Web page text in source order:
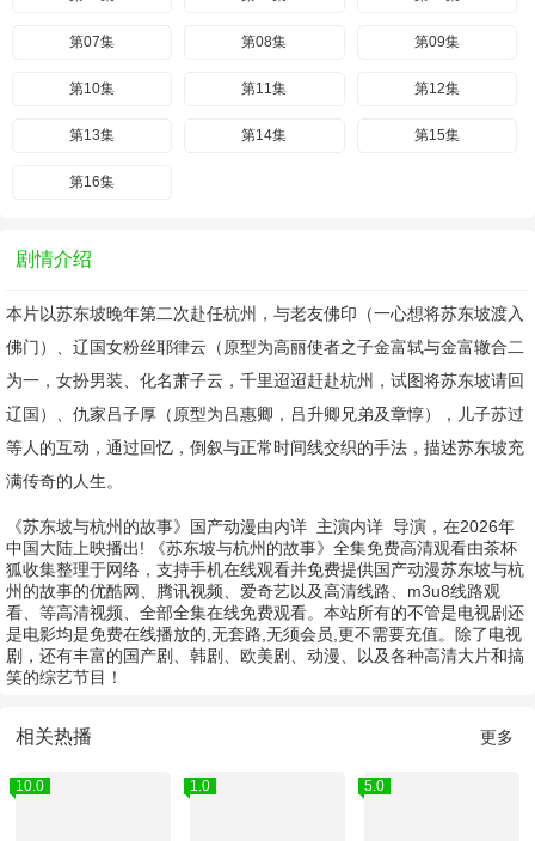
第07集 第08集 第09集
第10集 第11集 第12集
第13集 第14集 第15集
第16集
剧情介绍
本片以苏东坡晚年第二次赴任杭州，与老友佛印（一心想将苏东坡渡入
佛门）、辽国女粉丝耶律云（原型为高丽使者之子金富轼与金富辙合二
为一，女扮男装、化名萧子云，千里迢迢赶赴杭州，试图将苏东坡请回
辽国）、仇家吕子厚（原型为吕惠卿，吕升卿兄弟及章惇），儿子苏过
等人的互动，通过回忆，倒叙与正常时间线交织的手法，描述苏东坡充
满传奇的人生。
《苏东坡与杭州的故事》国产动漫由内详 主演内详 导演，在2026年
中国大陆上映播出! 《苏东坡与杭州的故事》全集免费高清观看由茶杯
狐收集整理于网络，支持手机在线观看并免费提供国产动漫苏东坡与杭
州的故事的优酷网、腾讯视频、爱奇艺以及高清线路、m3u8线路观
看、等高清视频、全部全集在线免费观看。本站所有的不管是电视剧还
是电影均是免费在线播放的,无套路,无须会员,更不需要充值。除了电视
剧，还有丰富的国产剧、韩剧、欧美剧、动漫、以及各种高清大片和搞
笑的综艺节目！
相关热播 更多
10.0 1.0 5.0